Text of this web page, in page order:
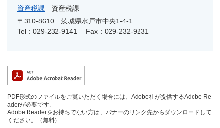
資産税課
資産税課
〒310-8610 茨城県水戸市中央1-4-1
Tel：029-232-9141
Fax：029-232-9231
PDF形式のファイルをご覧いただく場合には、Adobe社が提供するAdobe Re
aderが必要です。
Adobe Readerをお持ちでない方は、バナーのリンク先からダウンロードして
ください。（無料）